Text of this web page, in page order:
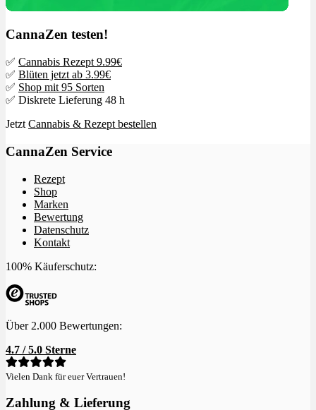
CannaZen testen!
✅ Cannabis Rezept 9.99€
✅ Blüten jetzt ab 3.99€
✅ Shop mit 95 Sorten
✅ Diskrete Lieferung 48 h
Jetzt Cannabis & Rezept bestellen
CannaZen Service
Rezept
Shop
Marken
Bewertung
Datenschutz
Kontakt
100% Käuferschutz:
Über 2.000 Bewertungen:
4.7 / 5.0 Sterne
Vielen Dank für euer Vertrauen!
Zahlung & Lieferung